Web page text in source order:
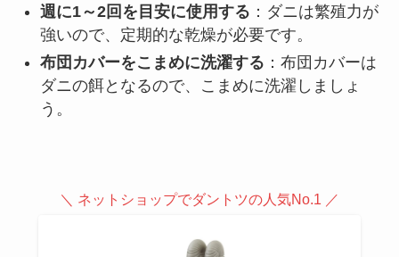
週に1～2回を目安に使用する ：ダニは繁殖力が
強いので、定期的な乾燥が必要です。
布団カバーをこまめに洗濯する ：布団カバーは
ダニの餌となるので、こまめに洗濯しましょ
う。
＼ ネットショップでダントツの人気No.1 ／